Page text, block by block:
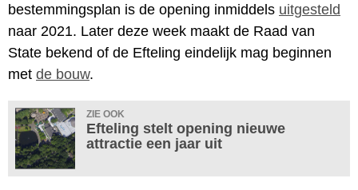
bestemmingsplan is de opening inmiddels uitgesteld
naar 2021. Later deze week maakt de Raad van
State bekend of de Efteling eindelijk mag beginnen
met de bouw.
ZIE OOK
Efteling stelt opening nieuwe
attractie een jaar uit